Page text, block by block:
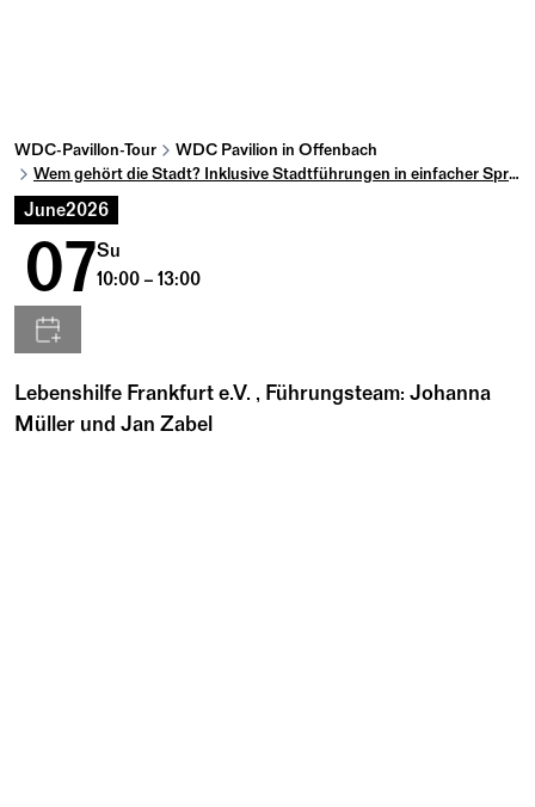
WDC-Pavillon-Tour
WDC Pavilion in Offenbach
Wem gehört die Stadt? Inklusive Stadtführungen in einfacher Sprache in Offenbach
June2026
07Su
10:00 – 13:00
Lebenshilfe Frankfurt e.V. , Führungsteam: Johanna
Müller und Jan Zabel